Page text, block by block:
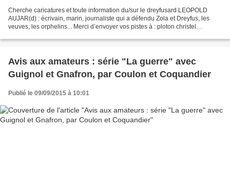
Cherche caricatures et toute information du/sur le dreyfusard LEOPOLD
AUJAR(d) : écrivain, marin, journaliste qui a défendu Zola et Dreyfus, les
veuves, les orphelins... Merci d’envoyer vos pistes à : ploton christel
Avis aux amateurs : série "La guerre" avec
Guignol et Gnafron, par Coulon et Coquandier
Publié le 09/09/2015 à 10:01